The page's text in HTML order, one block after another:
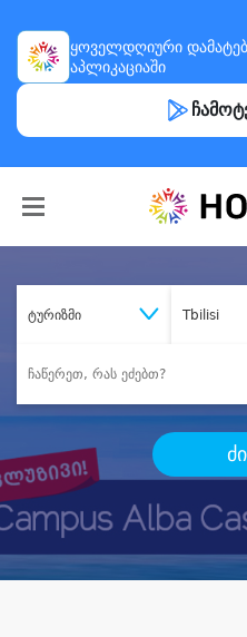
ყოველდღიური
აპლიკაციაში
ტურიზმი Tbilisi